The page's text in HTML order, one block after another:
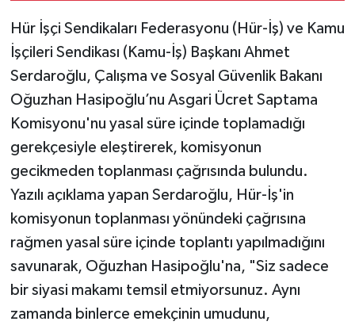
üyelerini kabul etti
Hür İşçi Sendikaları Federasyonu (Hür-İş) ve Kamu
İşçileri Sendikası (Kamu-İş) Başkanı Ahmet
Serdaroğlu, Çalışma ve Sosyal Güvenlik Bakanı
Oğuzhan Hasipoğlu’nu Asgari Ücret Saptama
Komisyonu'nu yasal süre içinde toplamadığı
gerekçesiyle eleştirerek, komisyonun
gecikmeden toplanması çağrısında bulundu.
Yazılı açıklama yapan Serdaroğlu, Hür-İş'in
komisyonun toplanması yönündeki çağrısına
rağmen yasal süre içinde toplantı yapılmadığını
savunarak, Oğuzhan Hasipoğlu'na, "Siz sadece
bir siyasi makamı temsil etmiyorsunuz. Aynı
zamanda binlerce emekçinin umudunu,